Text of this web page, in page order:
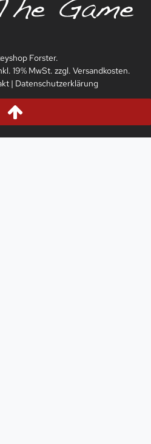
Forster.
19% MwSt. zzgl. Versandkosten.
| Datenschutzerklärung